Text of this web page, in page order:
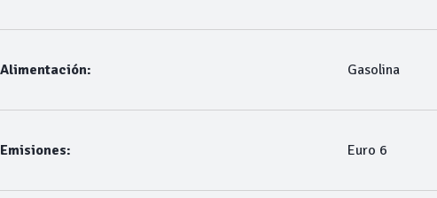
Alimentación: Gasolina
Emisiones: Euro 6